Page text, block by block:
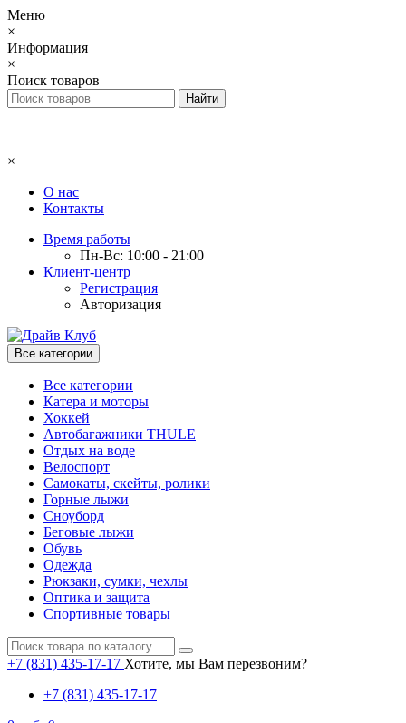
Меню
×
Информация
×
Поиск товаров
×
О нас
Контакты
Время работы
Пн-Вс: 10:00 - 21:00
Клиент-центр
Регистрация
Авторизация
Все категории
Все категории
Катера и моторы
Хоккей
Автобагажники THULE
Отдых на воде
Велоспорт
Самокаты, скейты, ролики
Горные лыжи
Сноуборд
Беговые лыжи
Обувь
Одежда
Рюкзаки, сумки, чехлы
Оптика и защита
Спортивные товары
+7 (831) 435-17-17 Хотите, мы Вам перезвоним?
+7 (831) 435-17-17